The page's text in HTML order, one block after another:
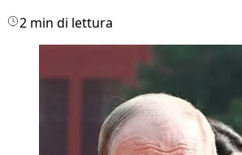
2 min di lettura